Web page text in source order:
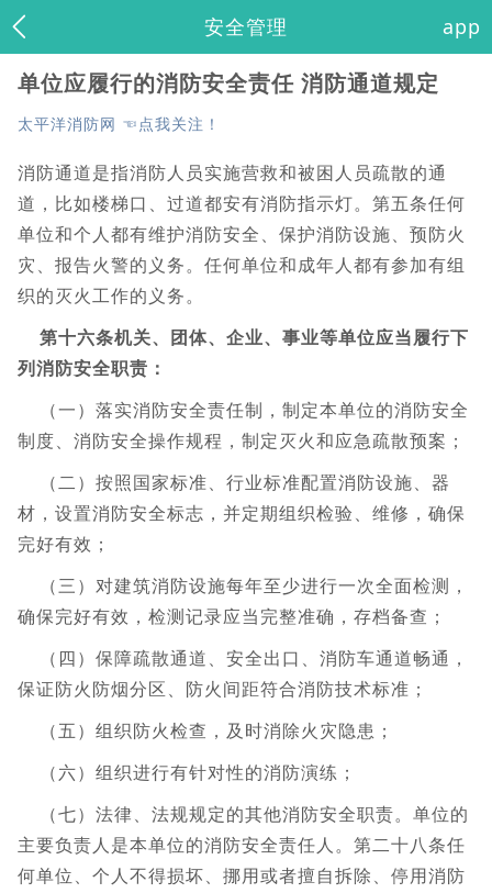
安全管理 app
单位应履行的消防安全责任 消防通道规定
太平洋消防网 ☜点我关注！
消防通道是指消防人员实施营救和被困人员疏散的通
道，比如楼梯口、过道都安有消防指示灯。第五条任何
单位和个人都有维护消防安全、保护消防设施、预防火
灾、报告火警的义务。任何单位和成年人都有参加有组
织的灭火工作的义务。
第十六条机关、团体、企业、事业等单位应当履行下
列消防安全职责：
（一）落实消防安全责任制，制定本单位的消防安全
制度、消防安全操作规程，制定灭火和应急疏散预案；
（二）按照国家标准、行业标准配置消防设施、器
材，设置消防安全标志，并定期组织检验、维修，确保
完好有效；
（三）对建筑消防设施每年至少进行一次全面检测，
确保完好有效，检测记录应当完整准确，存档备查；
（四）保障疏散通道、安全出口、消防车通道畅通，
保证防火防烟分区、防火间距符合消防技术标准；
（五）组织防火检查，及时消除火灾隐患；
（六）组织进行有针对性的消防演练；
（七）法律、法规规定的其他消防安全职责。单位的
主要负责人是本单位的消防安全责任人。第二十八条任
何单位、个人不得损坏、挪用或者擅自拆除、停用消防